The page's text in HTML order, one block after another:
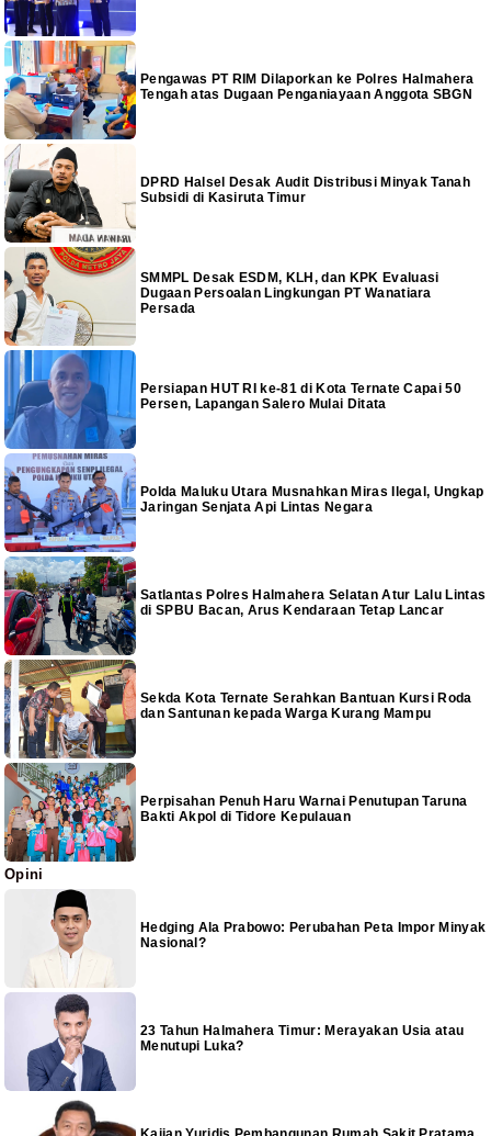
Pengawas PT RIM Dilaporkan ke Polres Halmahera
Tengah atas Dugaan Penganiayaan Anggota SBGN
DPRD Halsel Desak Audit Distribusi Minyak Tanah
Subsidi di Kasiruta Timur
SMMPL Desak ESDM, KLH, dan KPK Evaluasi
Dugaan Persoalan Lingkungan PT Wanatiara
Persada
Persiapan HUT RI ke-81 di Kota Ternate Capai 50
Persen, Lapangan Salero Mulai Ditata
Polda Maluku Utara Musnahkan Miras Ilegal, Ungkap
Jaringan Senjata Api Lintas Negara
Satlantas Polres Halmahera Selatan Atur Lalu Lintas
di SPBU Bacan, Arus Kendaraan Tetap Lancar
Sekda Kota Ternate Serahkan Bantuan Kursi Roda
dan Santunan kepada Warga Kurang Mampu
Perpisahan Penuh Haru Warnai Penutupan Taruna
Bakti Akpol di Tidore Kepulauan
Opini
Hedging Ala Prabowo: Perubahan Peta Impor Minyak
Nasional?
23 Tahun Halmahera Timur: Merayakan Usia atau
Menutupi Luka?